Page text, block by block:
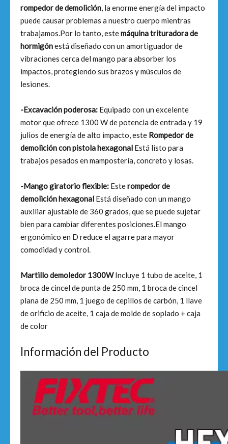
rompedor de demolición, la enorme energía del impacto
puede causar problemas a nuestro cuerpo mientras
trabajamos.Por lo tanto, estemáquina trituradora de
hormigónestá diseñado con un amortiguador de
vibraciones cerca del mango para absorber los
impactos, protegiendo sus brazos y músculos de
lesiones.
-Excavación poderosa: Equipado con un excelente
motor que ofrece 1300 W de potencia de entrada y 19
julios de energía de alto impacto, este Rompedor de
demolición con pistola hexagonal Está listo para
trabajos pesados ​​en mampostería, concreto y losas.
-Mango giratorio flexible: Esterompedor de
demolición hexagonal Está diseñado con un mango
auxiliar ajustable de 360 ​​grados, que se puede sujetar
bien para cambiar diferentes posiciones.El mango
ergonómico en D reduce el agarre para mayor
comodidad y control.
Martillo demoledor 1300WIncluye 1 tubo de aceite, 1
broca de cincel de punta de 250 mm, 1 broca de cincel
plana de 250 mm, 1 juego de cepillos de carbón, 1 llave
de orificio de aceite, 1 caja de molde de soplado + caja
de color
Información del Producto